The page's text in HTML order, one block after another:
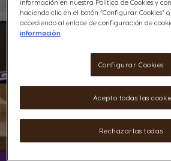
información en nuestra Política de Cookies y
haciendo clic en el botón “Configurar Cookies”
accediendo al enlace de configuración de
información
Configurar Cookies
Rechazarlas todas
Acepto todas las